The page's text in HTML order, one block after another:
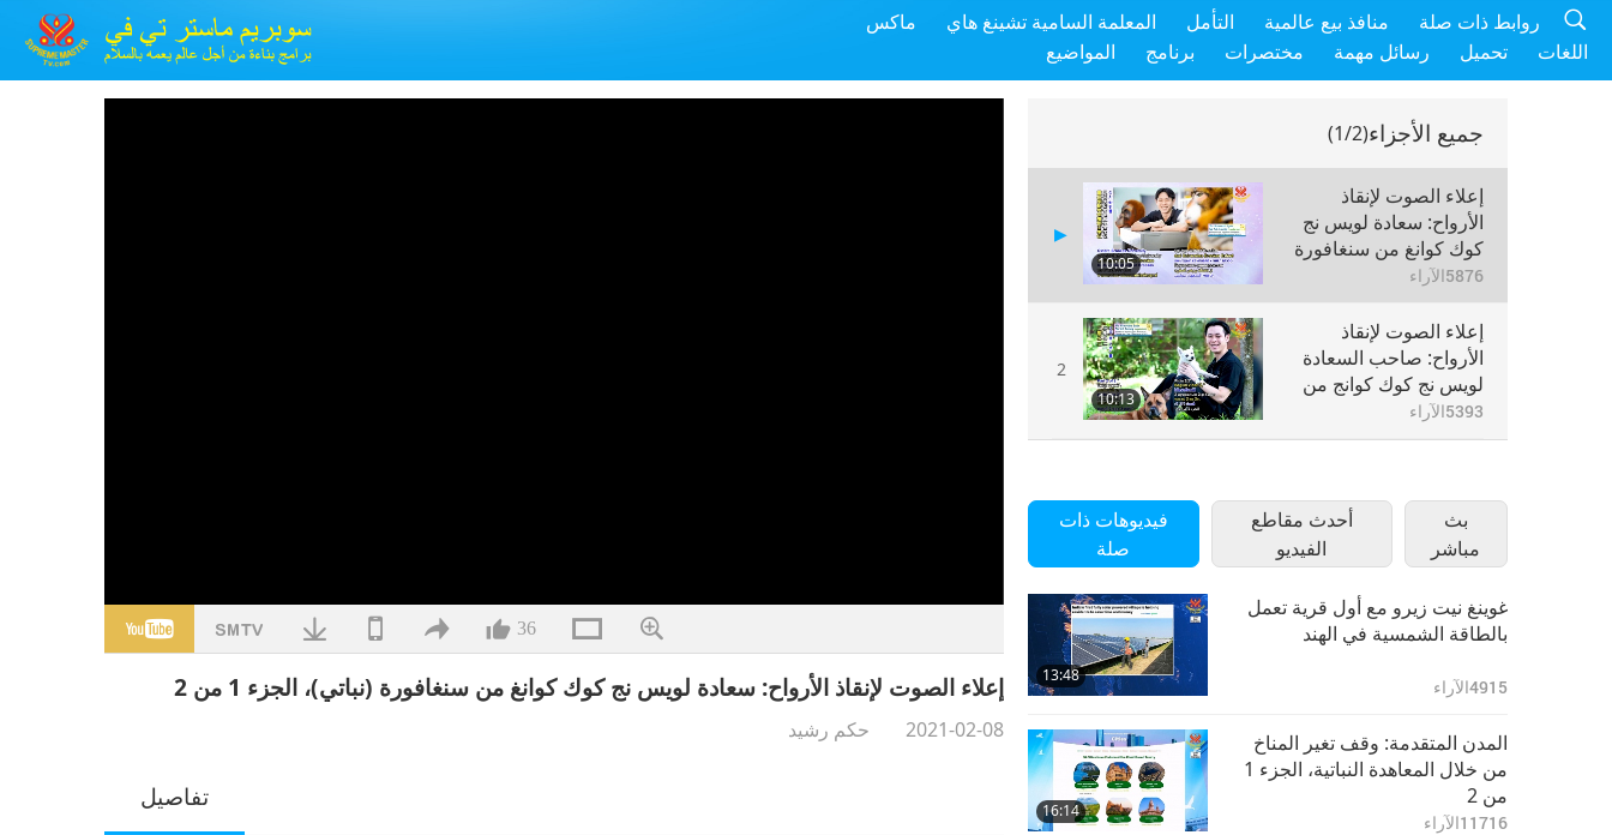
ماكس المعلمة السامية تشينغ هاي التأمل منافذ بيع عالمية
روابط ذات صلة
المواضيع
برنامج مختصرات رسائل مهمة تحميل اللغات
36
إعلاء الصوت لإنقاذ الأرواح: سعادة لويس نج كوك كوانغ من سنغافورة (نباتي)، الجزء 1 من 2
2021-02-08 حكم رشيد
تفاصيل
جميع الأجزاء(1/2)
10:05
إعلاء الصوت لإنقاذ
الأرواح: سعادة لويس نج
كوك كوانغ من سنغافورة
(نباتي)، الجزء 1 من 2
5876الآراء
2
10:13
إعلاء الصوت لإنقاذ
الأرواح: صاحب السعادة
لويس نج كوك كوانج من
من 2
5393الآراء
فيديوهات ذات
صلة
أحدث مقاطع
الفيديو
بث
مباشر
13:48
غوينغ نيت زيرو مع أول قرية تعمل
بالطاقة الشمسية في الهند
4915الآراء
16:14
المدن المتقدمة: وقف تغير المناخ
من خلال المعاهدة النباتية، الجزء 1
من 2
11716الآراء